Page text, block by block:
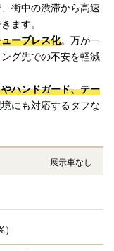
街中の渋滞から高速
ます。
ーブレス化。万が一
グ先での不安を軽減
ハンドガード、テー
にも対応するタフな
展示車なし